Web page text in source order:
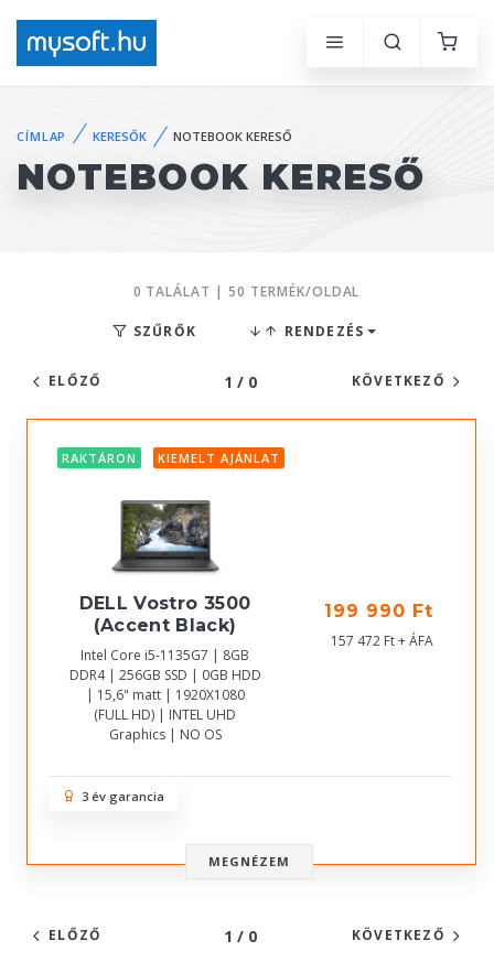
CÍMLAP KERESŐK NOTEBOOK KERESŐ
NOTEBOOK KERESŐ
0 TALÁLAT | 50 TERMÉK/OLDAL
SZŰRŐK RENDEZÉS
ELŐZŐ 1 / 0 KÖVETKEZŐ
RAKTÁRON KIEMELT AJÁNLAT
DELL Vostro 3500
(Accent Black)
Intel Core i5-1135G7 | 8GB
DDR4 | 256GB SSD | 0GB HDD
| 15,6" matt | 1920X1080
(FULL HD) | INTEL UHD
Graphics | NO OS
199 990 Ft
157 472 Ft + ÁFA
3 év garancia
MEGNÉZEM
ELŐZŐ 1 / 0 KÖVETKEZŐ